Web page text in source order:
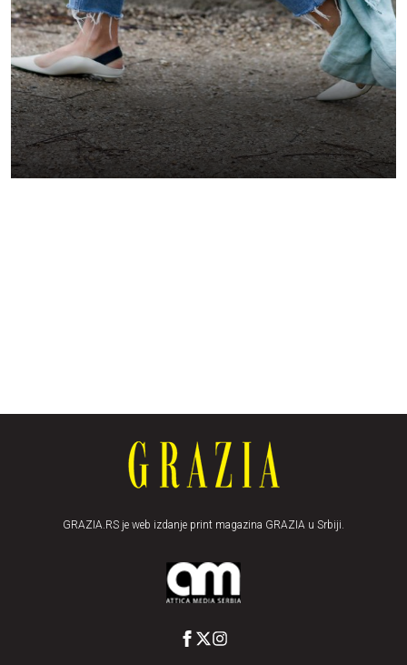
GRAZIA.RS je web izdanje print magazina GRAZIA u Srbiji.